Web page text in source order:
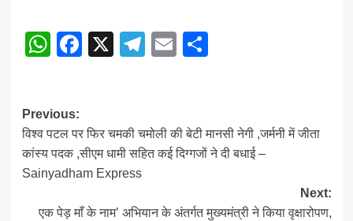
WhatsApp
Facebook
X Telegram
EmailShare
Post
navigation
Previous:
विश्व पटल पर फिर चमकी चमोली की बेटी मानसी नेगी ,जर्मनी में जीता
कांस्य पदक ,सीएम धामी सहित कई दिग्गजों ने दी बधाई –
Sainyadham Express
Next:
एक पेड़ माँ के नाम’ अभियान के अंतर्गत मुख्यमंत्री ने किया वृक्षारोपण,